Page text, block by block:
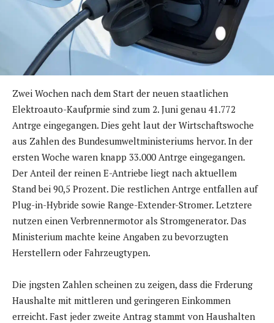
Zwei Wochen nach dem Start der neuen staatlichen
Elektroauto-Kaufprmie sind zum 2. Juni genau 41.772
Antrge eingegangen. Dies geht laut der Wirtschaftswoche
aus Zahlen des Bundesumweltministeriums hervor. In der
ersten Woche waren knapp 33.000 Antrge eingegangen.
Der Anteil der reinen E-Antriebe liegt nach aktuellem
Stand bei 90,5 Prozent. Die restlichen Antrge entfallen auf
Plug-in-Hybride sowie Range-Extender-Stromer. Letztere
nutzen einen Verbrennermotor als Stromgenerator. Das
Ministerium machte keine Angaben zu bevorzugten
Herstellern oder Fahrzeugtypen.
Die jngsten Zahlen scheinen zu zeigen, dass die Frderung
Haushalte mit mittleren und geringeren Einkommen
erreicht. Fast jeder zweite Antrag stammt von Haushalten